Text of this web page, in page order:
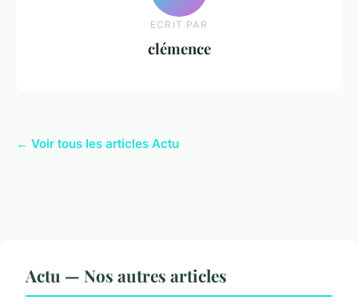
ECRIT PAR
clémence
← Voir tous les articles Actu
Actu — Nos autres articles